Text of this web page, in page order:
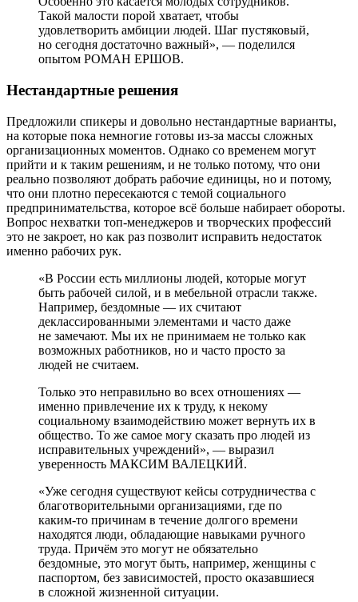
Такой малости порой хватает, чтобы
удовлетворить амбиции людей. Шаг пустяковый,
но сегодня достаточно важный», — поделился
опытом РОМАН ЕРШОВ.
Нестандартные решения
Предложили спикеры и довольно нестандартные варианты,
на которые пока немногие готовы из-за массы сложных
организационных моментов. Однако со временем могут
прийти и к таким решениям, и не только потому, что они
реально позволяют добрать рабочие единицы, но и потому,
что они плотно пересекаются с темой социального
предпринимательства, которое всё больше набирает обороты.
Вопрос нехватки топ-менеджеров и творческих профессий
это не закроет, но как раз позволит исправить недостаток
именно рабочих рук.
«В России есть миллионы людей, которые могут
быть рабочей силой, и в мебельной отрасли также.
Например, бездомные — их считают
деклассированными элементами и часто даже
не замечают. Мы их не принимаем не только как
возможных работников, но и часто просто за
людей не считаем.
Только это неправильно во всех отношениях —
именно привлечение их к труду, к некому
социальному взаимодействию может вернуть их в
общество. То же самое могу сказать про людей из
исправительных учреждений», — выразил
уверенность МАКСИМ ВАЛЕЦКИЙ.
«Уже сегодня существуют кейсы сотрудничества с
благотворительными организациями, где по
каким-то причинам в течение долгого времени
находятся люди, обладающие навыками ручного
труда. Причём это могут не обязательно
бездомные, это могут быть, например, женщины с
паспортом, без зависимостей, просто оказавшиеся
в сложной жизненной ситуации.